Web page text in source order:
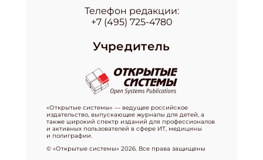
Телефон редакции:
+7 (495) 725-4780
Учредитель
«Открытые системы» — ведущее российское
издательство, выпускающее журналы для детей, а
также широкий спектр изданий для профессионалов
и активных пользователей в сфере ИТ, медицины
и полиграфии.
© «Открытые системы» 2026. Все права защищены